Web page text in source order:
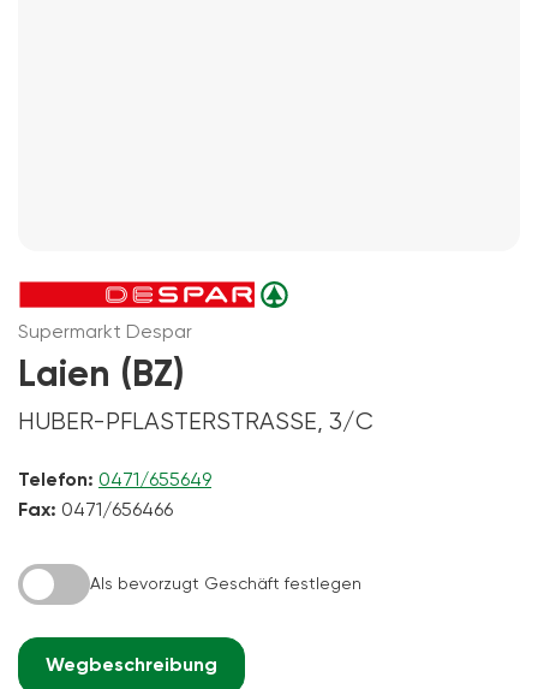
Supermarkt Despar
Laien (BZ)
HUBER-PFLASTERSTRASSE, 3/C
Telefon: 0471/655649
Fax: 0471/656466
Als bevorzugt Geschäft festlegen
Wegbeschreibung